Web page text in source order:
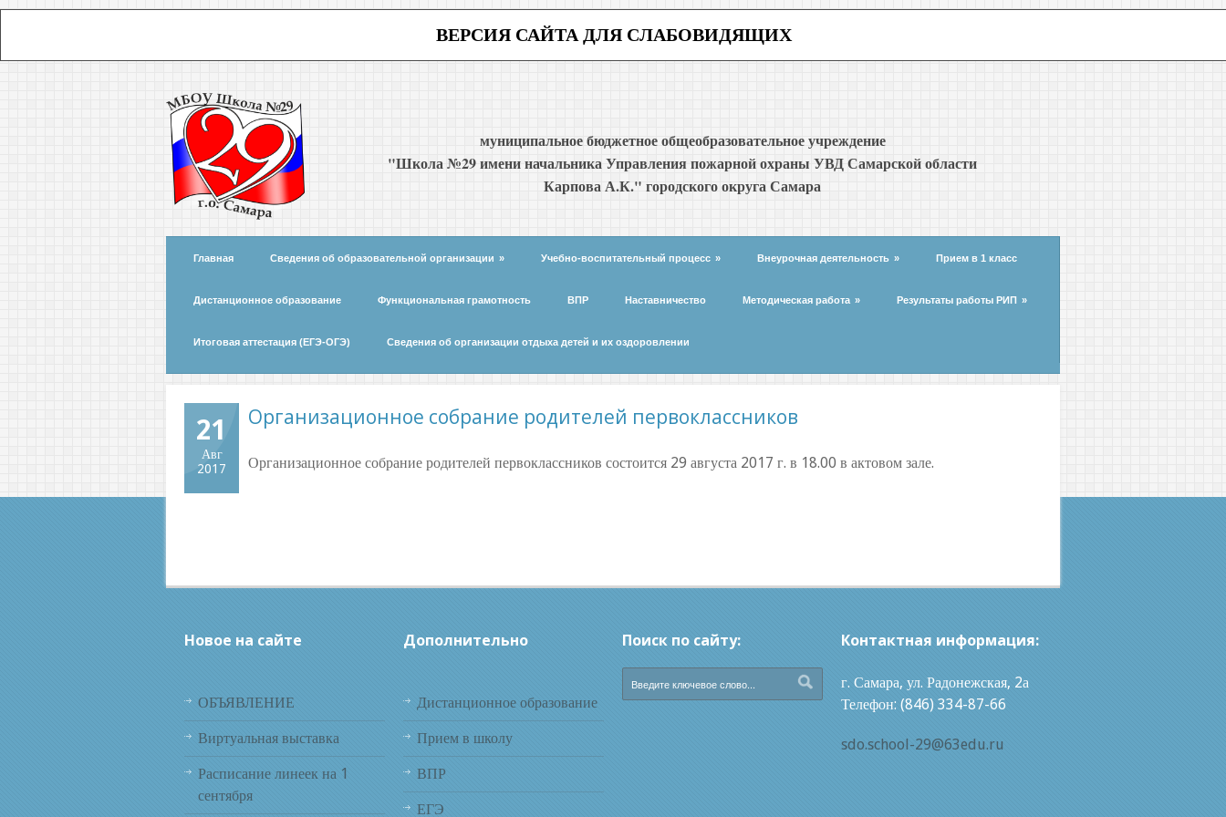
ВЕРСИЯ САЙТА ДЛЯ СЛАБОВИДЯЩИХ
муниципальное бюджетное общеобразовательное учреждение
"Школа №29 имени начальника Управления пожарной охраны УВД Самарской области
Карпова А.К." городского округа Самара
Главная Сведения об образовательной организации » Учебно-воспитательный процесс » Внеурочная деятельность » Прием в 1 класс
Дистанционное образование Функциональная грамотность ВПР Наставничество Методическая работа » Результаты работы РИП »
Итоговая аттестация (ЕГЭ-ОГЭ) Сведения об организации отдыха детей и их оздоровлении
21
Авг
2017
Организационное собрание родителей первоклассников
Организационное собрание родителей первоклассников состоится 29 августа 2017 г. в 18.00 в актовом зале.
Новое на сайте
ОБЪЯВЛЕНИЕ
Виртуальная выставка
Расписание линеек на 1
сентября
Дополнительно
Дистанционное образование
Прием в школу
ВПР
ЕГЭ
Поиск по сайту: Контактная информация:
г. Самара, ул. Радонежская, 2а
Телефон: (846) 334-87-66
sdo.school-29@63edu.ru